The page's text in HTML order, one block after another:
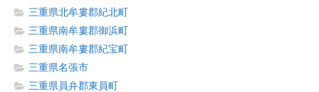
三重県北牟婁郡紀北町
三重県南牟婁郡御浜町
三重県南牟婁郡紀宝町
三重県名張市
三重県員弁郡東員町